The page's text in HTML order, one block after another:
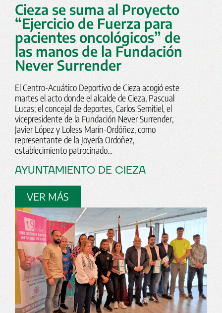
Cieza se suma al Proyecto
“Ejercicio de Fuerza para
pacientes oncológicos” de
las manos de la Fundación
Never Surrender
El Centro-Acuático Deportivo de Cieza acogió este
martes el acto donde el alcalde de Cieza, Pascual
Lucas; el concejal de deportes, Carlos Semitiel, el
vicepresidente de la Fundación Never Surrender,
Javier López y Loless Marín-Ordóñez, como
representante de la Joyería Ordoñez,
establecimiento patrocinado…
AYUNTAMIENTO DE CIEZA
VER MÁS